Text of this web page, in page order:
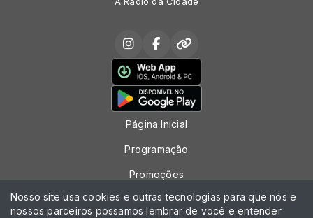
Página Inicial
Programação
Promoções
Locutores
Nosso site usa cookies e outras tecnologias para que nós e
nossos parceiros possamos lembrar de você e entender